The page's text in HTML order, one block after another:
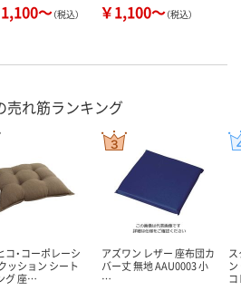
～（税込） ￥1,100～（税込）
売れ筋ランキング
コ・コーポレーシ
ッション シート
グ 座…
アズワン レザー 座布団カ
バー丈 無地 AAU0003 小
…